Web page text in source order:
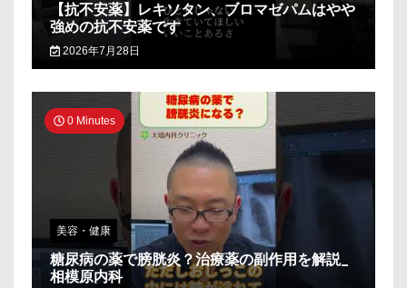
【抗不安薬】レキソタン、ブロマゼパムはやや
強めの抗不安薬です
2026年7月28日
0 Minutes
美容・健康
糖尿病の薬で膀胱炎？治療薬の副作用を解説_
相模原内科